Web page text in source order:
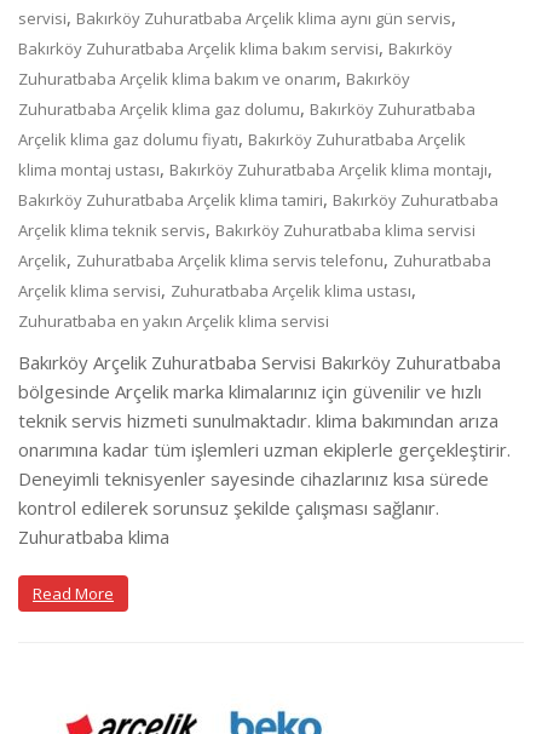
servisi, Bakırköy Zuhuratbaba Arçelik klima aynı gün servis,
Bakırköy Zuhuratbaba Arçelik klima bakım servisi, Bakırköy
Zuhuratbaba Arçelik klima bakım ve onarım, Bakırköy
Zuhuratbaba Arçelik klima gaz dolumu, Bakırköy Zuhuratbaba
Arçelik klima gaz dolumu fiyatı, Bakırköy Zuhuratbaba Arçelik
klima montaj ustası, Bakırköy Zuhuratbaba Arçelik klima montajı,
Bakırköy Zuhuratbaba Arçelik klima tamiri, Bakırköy Zuhuratbaba
Arçelik klima teknik servis, Bakırköy Zuhuratbaba klima servisi
Arçelik, Zuhuratbaba Arçelik klima servis telefonu, Zuhuratbaba
Arçelik klima servisi, Zuhuratbaba Arçelik klima ustası,
Zuhuratbaba en yakın Arçelik klima servisi
Bakırköy Arçelik Zuhuratbaba Servisi Bakırköy Zuhuratbaba
bölgesinde Arçelik marka klimalarınız için güvenilir ve hızlı
teknik servis hizmeti sunulmaktadır. klima bakımından arıza
onarımına kadar tüm işlemleri uzman ekiplerle gerçekleştirir.
Deneyimli teknisyenler sayesinde cihazlarınız kısa sürede
kontrol edilerek sorunsuz şekilde çalışması sağlanır.
Zuhuratbaba klima
Read More